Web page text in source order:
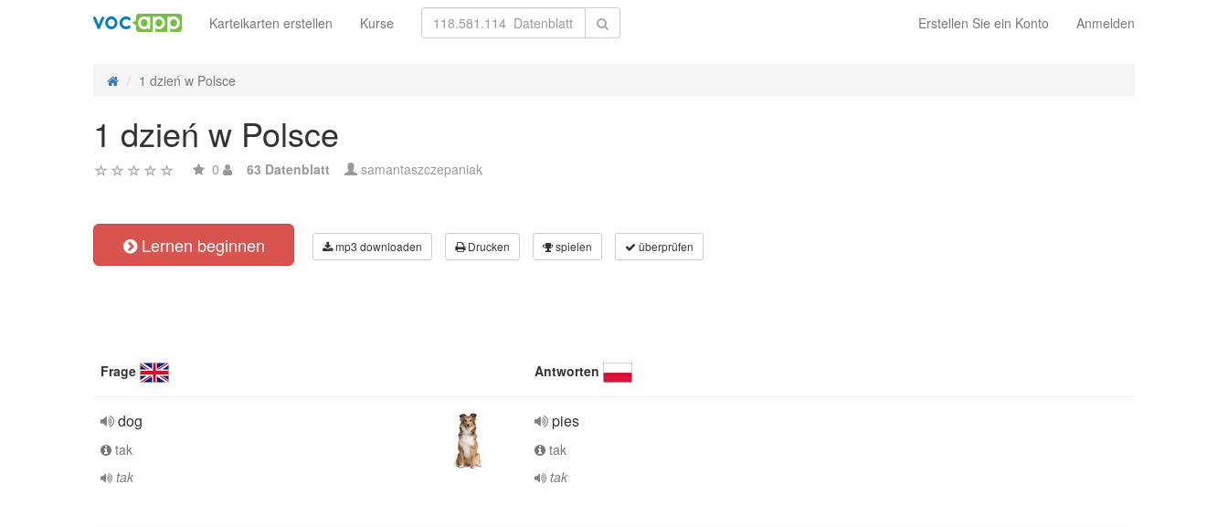
Erstellen Sie ein Konto Anmelden
Karteikarten erstellen Kurse
1 dzień w Polsce
1 dzień w Polsce
0 63 Datenblatt samantaszczepaniak
Lernen beginnen mp3 downloaden Drucken spielen überprüfen
Frage Antworten
dog
tak
tak
pies
tak
tak